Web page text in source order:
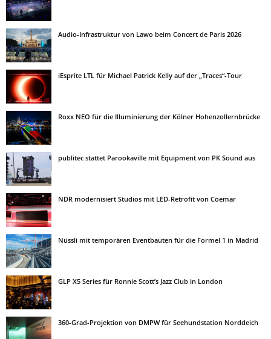
Audio-Infrastruktur von Lawo beim Concert de Paris 2026
iEsprite LTL für Michael Patrick Kelly auf der „Traces“-Tour
Roxx NEO für die Illuminierung der Kölner Hohenzollernbrücke
publitec stattet Parookaville mit Equipment von PK Sound aus
NDR modernisiert Studios mit LED-Retrofit von Coemar
Nüssli mit temporären Eventbauten für die Formel 1 in Madrid
GLP X5 Series für Ronnie Scott’s Jazz Club in London
360-Grad-Projektion von DMPW für Seehundstation Norddeich